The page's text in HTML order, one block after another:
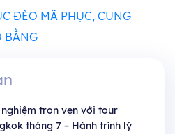
ĐÈO MÃ PHỤC, CUNG
BẰNG
trọn vẹn với tour
tháng 7 – Hành trình lý